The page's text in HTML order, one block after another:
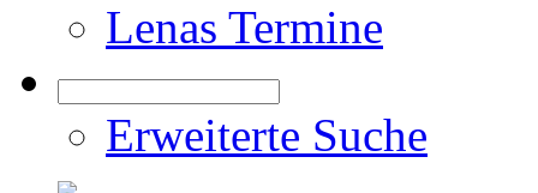
Lenas Termine
Erweiterte Suche